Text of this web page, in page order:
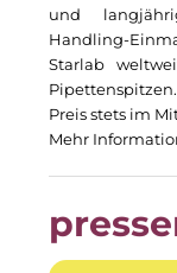
Einfach-
Eternal
Eventnet
und
Handling-
Starlab
Pipettenspitzen.
Preis stets im
Mehr